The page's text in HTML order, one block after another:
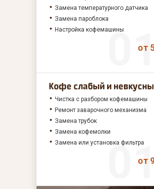
Замена температурного датчика
Замена пароблока
Настройка кофемашины
от
Кофе слабый и
Чистка с разбором кофемашины
Ремонт заварочного механизма
Замена трубок
Замена кофемолки
Замена или установка фильтра
от